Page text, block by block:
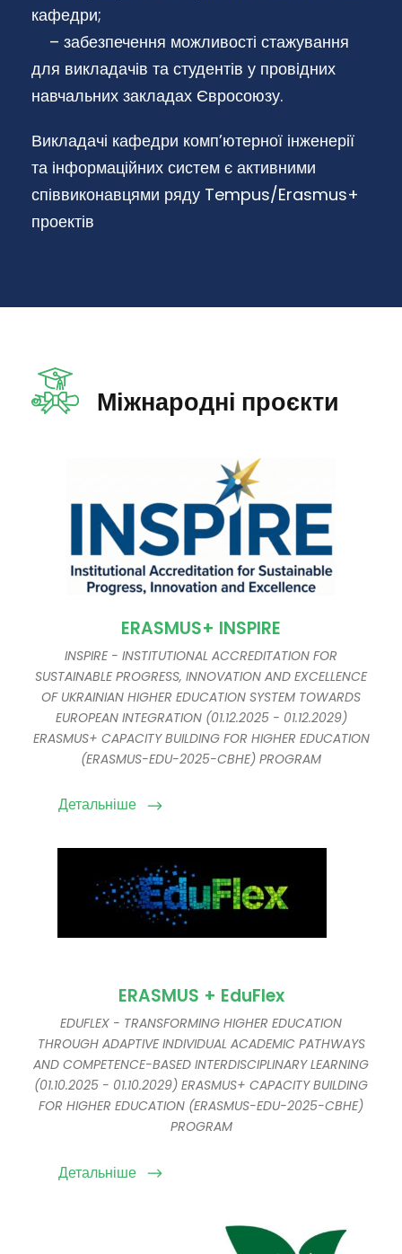
кафедри;
– забезпечення можливості стажування
для викладачів та студентів у провідних
навчальних закладах Євросоюзу.
Викладачі кафедри комп’ютерної інженерії
та інформаційних систем є активними
співвиконавцями ряду Tempus/Erasmus+
проектів
Міжнародні проєкти
ERASMUS+ INSPIRE
INSPIRE - INSTITUTIONAL ACCREDITATION FOR
SUSTAINABLE PROGRESS, INNOVATION AND EXCELLENCE
OF UKRAINIAN HIGHER EDUCATION SYSTEM TOWARDS
EUROPEAN INTEGRATION (01.12.2025 - 01.12.2029)
ERASMUS+ CAPACITY BUILDING FOR HIGHER EDUCATION
(ERASMUS-EDU-2025-CBHE) PROGRAM
Детальніше
ERASMUS + EduFlex
EDUFLEX - TRANSFORMING HIGHER EDUCATION
THROUGH ADAPTIVE INDIVIDUAL ACADEMIC PATHWAYS
AND COMPETENCE-BASED INTERDISCIPLINARY LEARNING
(01.10.2025 - 01.10.2029) ERASMUS+ CAPACITY BUILDING
FOR HIGHER EDUCATION (ERASMUS-EDU-2025-CBHE)
PROGRAM
Детальніше